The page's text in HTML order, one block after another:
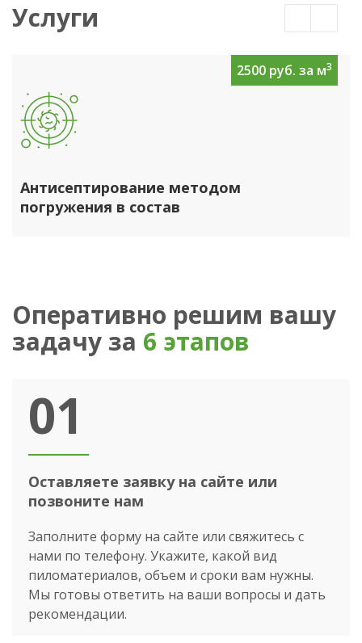
Услуги
2500 руб. за м3
Антисептирование методом
погружения в состав
Оперативно решим вашу
задачу за 6 этапов
01
Оставляете заявку на сайте или
позвоните нам
Заполните форму на сайте или свяжитесь с
нами по телефону. Укажите, какой вид
пиломатериалов, объем и сроки вам нужны.
Мы готовы ответить на ваши вопросы и дать
рекомендации.